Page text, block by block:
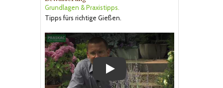
Grundlagen & Praxistipps.
Tipps fürs richtige Gießen.
Play